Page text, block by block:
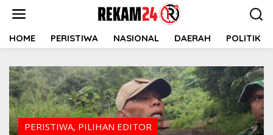
HOME PERISTIWA NASIONAL DAERAH POLITIK
PERISTIWA, PILIHAN EDITOR